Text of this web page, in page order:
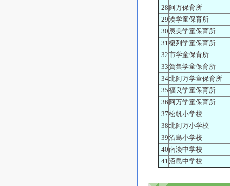
28 阿万保育所
29湊学童保育所
30 辰美学童保育所
31榎列学童保育所
32市学童保育所
33賀集学童保育所
34北阿万学童保育所
35福良学童保育所
36 阿万学童保育所
37松帆小学校
38北阿万小学校
39沼島小学校
40南淡中学校
41沼島中学校